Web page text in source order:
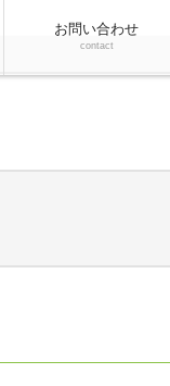
お問い合わせ
contact